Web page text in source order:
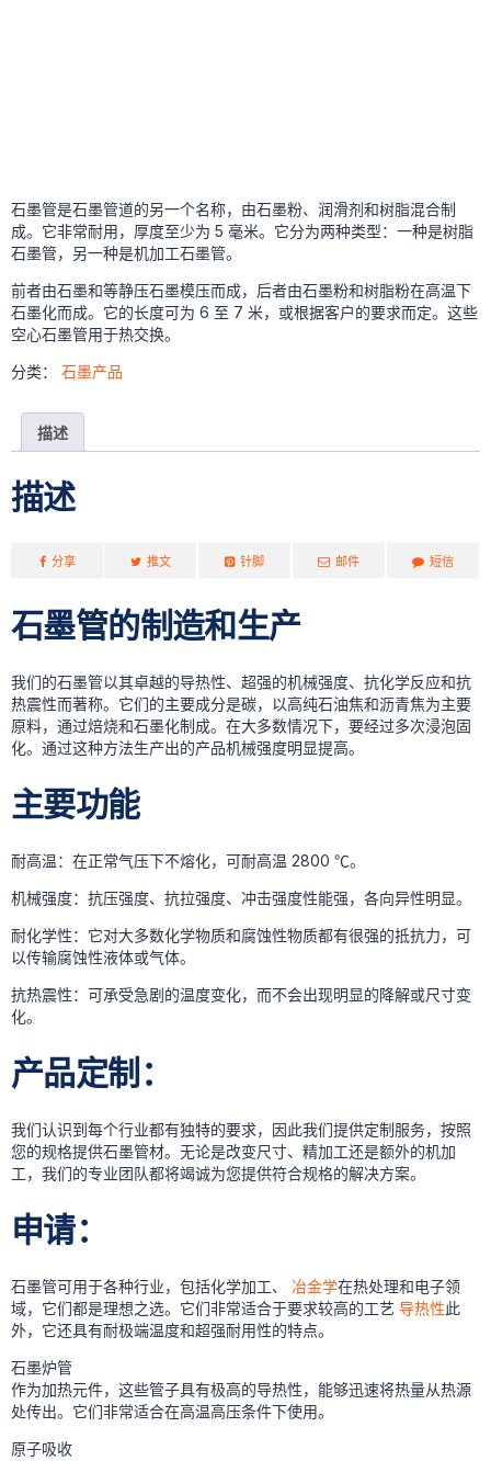
石墨管是石墨管道的另一个名称，由石墨粉、润滑剂和树脂混合制
成。它非常耐用，厚度至少为 5 毫米。它分为两种类型：一种是树脂
石墨管，另一种是机加工石墨管。
前者由石墨和等静压石墨模压而成，后者由石墨粉和树脂粉在高温下
石墨化而成。它的长度可为 6 至 7 米，或根据客户的要求而定。这些
空心石墨管用于热交换。
分类： 石墨产品
描述
描述
分享 推文 针脚 邮件 短信
石墨管的制造和生产
我们的石墨管以其卓越的导热性、超强的机械强度、抗化学反应和抗
热震性而著称。它们的主要成分是碳，以高纯石油焦和沥青焦为主要
原料，通过焙烧和石墨化制成。在大多数情况下，要经过多次浸泡固
化。通过这种方法生产出的产品机械强度明显提高。
主要功能
耐高温：在正常气压下不熔化，可耐高温 2800 ℃。
机械强度：抗压强度、抗拉强度、冲击强度性能强，各向异性明显。
耐化学性：它对大多数化学物质和腐蚀性物质都有很强的抵抗力，可
以传输腐蚀性液体或气体。
抗热震性：可承受急剧的温度变化，而不会出现明显的降解或尺寸变
化。
产品定制：
我们认识到每个行业都有独特的要求，因此我们提供定制服务，按照
您的规格提供石墨管材。无论是改变尺寸、精加工还是额外的机加
工，我们的专业团队都将竭诚为您提供符合规格的解决方案。
申请：
石墨管可用于各种行业，包括化学加工、 冶金学在热处理和电子领
域，它们都是理想之选。它们非常适合于要求较高的工艺 导热性此
外，它还具有耐极端温度和超强耐用性的特点。
石墨炉管
作为加热元件，这些管子具有极高的导热性，能够迅速将热量从热源
处传出。它们非常适合在高温高压条件下使用。
原子吸收